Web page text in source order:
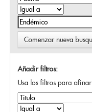
Comenzar nueva
Añadir filtros:
Usa los filtros para afinar